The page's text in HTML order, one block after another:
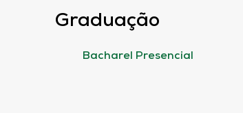
Graduação
Bacharel Presencial